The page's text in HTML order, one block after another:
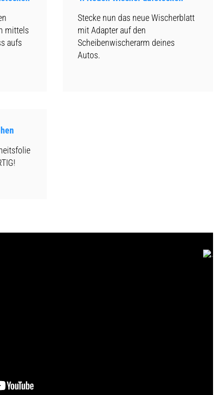
mittels
aufs
Stecke nun das neue Wischerblatt
mit Adapter auf den
Scheibenwischerarm deines
Autos.